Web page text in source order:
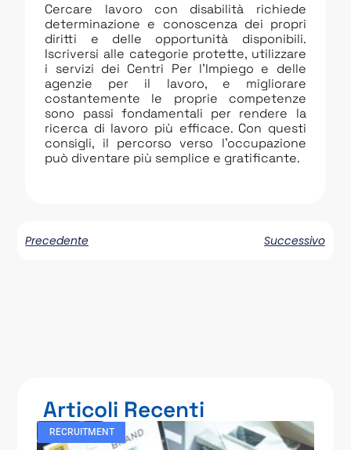
Cercare lavoro con disabilità richiede
determinazione e conoscenza dei propri
diritti e delle opportunità disponibili.
Iscriversi alle categorie protette, utilizzare
i servizi dei Centri Per l’Impiego e delle
agenzie per il lavoro, e migliorare
costantemente le proprie competenze
sono passi fondamentali per rendere la
ricerca di lavoro più efficace. Con questi
consigli, il percorso verso l’occupazione
può diventare più semplice e gratificante.
Precedente Successivo
Articoli Recenti
RECRUITMENT